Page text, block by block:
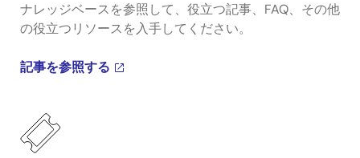
ナレッジベースを参照して、役立つ記事、FAQ、その他
の役立つリソースを入手してください。
記事を参照する